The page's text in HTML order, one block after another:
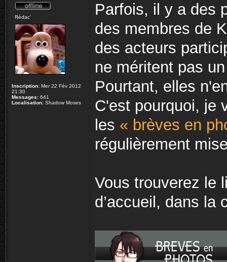
Rédac'
Inscription: Mer 22 Fév 2012
21:30
Messages: 641
Localisation: Shadow Moses
Parfois, il y a des
des membres de
des acteurs
ne méritent pas
Pourtant, elles
C'est pourquoi, je
les « brèves en
régulièrement
Vous trouverez le
d’accueil, dans la